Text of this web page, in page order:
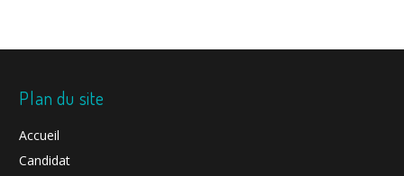
Plan du site
Accueil
Candidat